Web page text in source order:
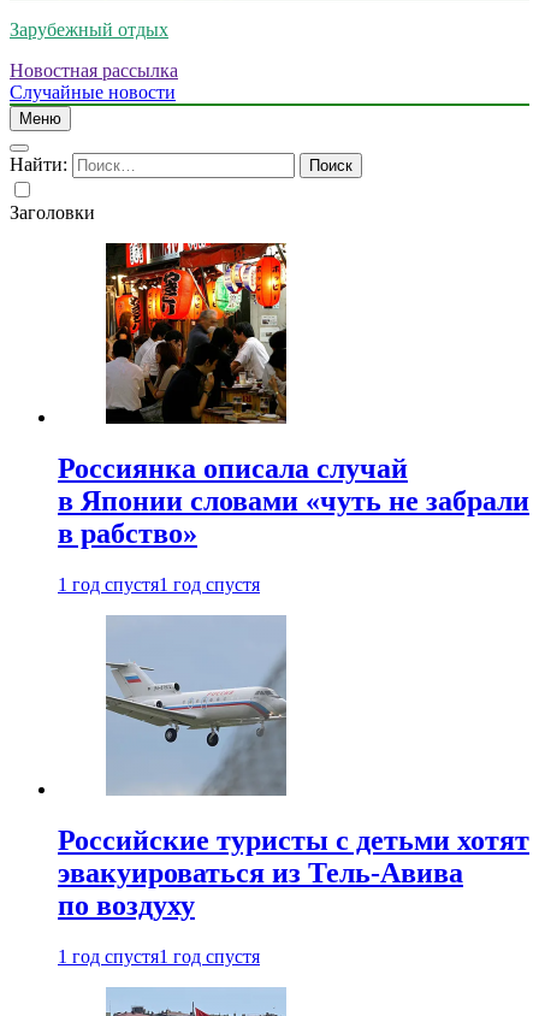
Зарубежный отдых
Новостная рассылка
Случайные новости
Меню
Найти:
Заголовки
Россиянка описала случай
в Японии словами «чуть не забрали
в рабство»
1 год спустя1 год спустя
Российские туристы с детьми хотят
эвакуироваться из Тель-Авива
по воздуху
1 год спустя1 год спустя